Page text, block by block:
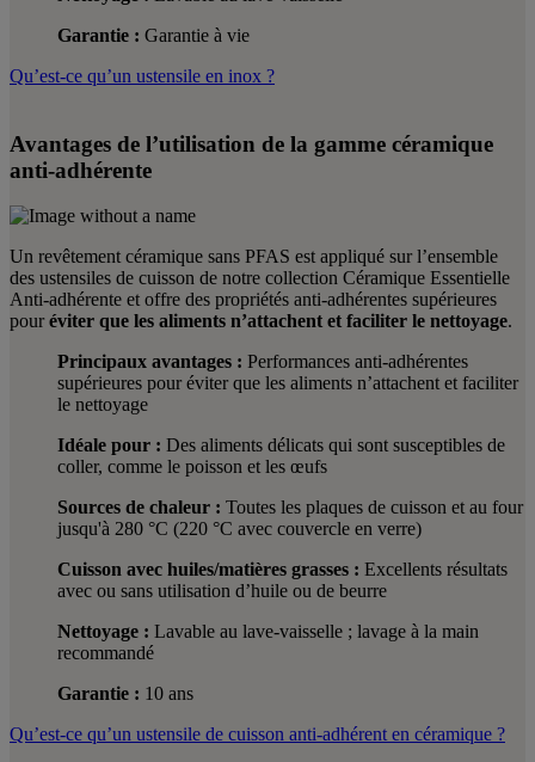
Garantie : Garantie à vie
Qu’est-ce qu’un ustensile en inox ?
Avantages de l’utilisation de la gamme céramique
anti-adhérente
Un revêtement céramique sans PFAS est appliqué sur l’ensemble
des ustensiles de cuisson de notre collection Céramique Essentielle
Anti-adhérente et offre des propriétés anti-adhérentes supérieures
pour éviter que les aliments n’attachent et faciliter le nettoyage.
Principaux avantages : Performances anti-adhérentes
supérieures pour éviter que les aliments n’attachent et faciliter
le nettoyage
Idéale pour : Des aliments délicats qui sont susceptibles de
coller, comme le poisson et les œufs
Sources de chaleur : Toutes les plaques de cuisson et au four
jusqu'à 280 °C (220 °C avec couvercle en verre)
Cuisson avec huiles/matières grasses : Excellents résultats
avec ou sans utilisation d’huile ou de beurre
Nettoyage : Lavable au lave-vaisselle ; lavage à la main
recommandé
Garantie : 10 ans
Qu’est-ce qu’un ustensile de cuisson anti-adhérent en céramique ?